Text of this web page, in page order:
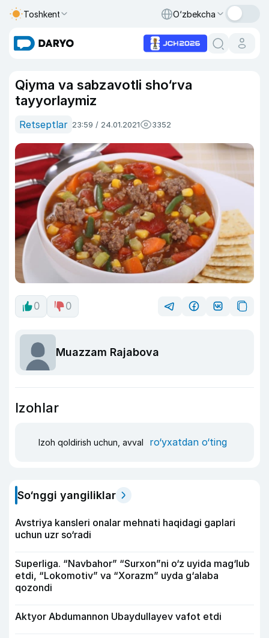
Toshkent O‘zbekcha
Qiyma va sabzavotli sho‘rva
tayyorlaymiz
Retseptlar 23:59 / 24.01.2021 3352
0 0
Muazzam Rajabova
Izohlar
Izoh qoldirish uchun, avval ro‘yxatdan o‘ting
So‘nggi yangiliklar
Avstriya kansleri onalar mehnati haqidagi gaplari
uchun uzr so‘radi
Superliga. “Navbahor” “Surxon”ni o‘z uyida mag‘lub
etdi, “Lokomotiv” va “Xorazm” uyda g‘alaba
qozondi
Aktyor Abdu­mannon Ubaydullayev vafot etdi